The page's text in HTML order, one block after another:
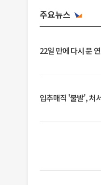
주요뉴스
22일 만에 다시 문
입추매직 '불발', 처